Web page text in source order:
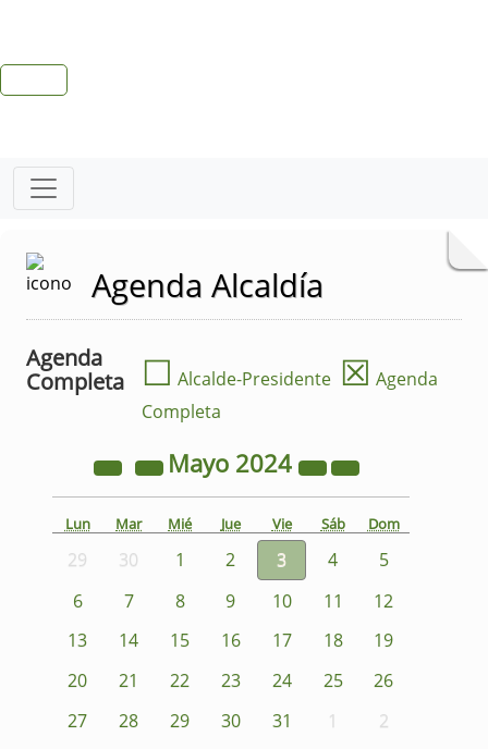
Agenda Alcaldía
Agenda
Completa
☐ Alcalde-Presidente ☒ Agenda
Completa
Mayo 2024
Lun Mar Mié Jue Vie Sáb Dom
29 30 1 2 3 4
5
6
7 8 9 10 11
12
13
14 15 16 17 18
19
20
21 22 23 24 25
26
27
28 29 30 31 1 2